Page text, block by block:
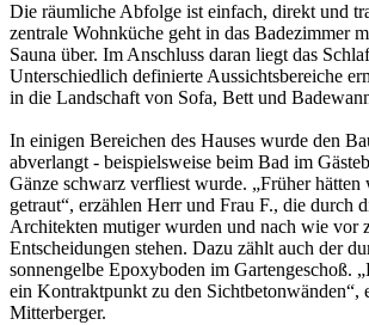
Die räumliche Abfolge ist einfach, direkt und
zentrale Wohnküche geht in das Badezimmer
Sauna über. Im Anschluss daran liegt das
Unterschiedlich definierte Aussichtsbereiche
in die Landschaft von Sofa, Bett und
In einigen Bereichen des Hauses wurde den
abverlangt - beispielsweise beim Bad im
Gänze schwarz verfliest wurde. „Früher hätten
getraut“, erzählen Herr und Frau F., die durch
Architekten mutiger wurden und nach wie vor
Entscheidungen stehen. Dazu zählt auch der
sonnengelbe Epoxyboden im Gartengeschoß.
ein Kontraktpunkt zu den Sichtbetonwänden“,
Mitterberger.